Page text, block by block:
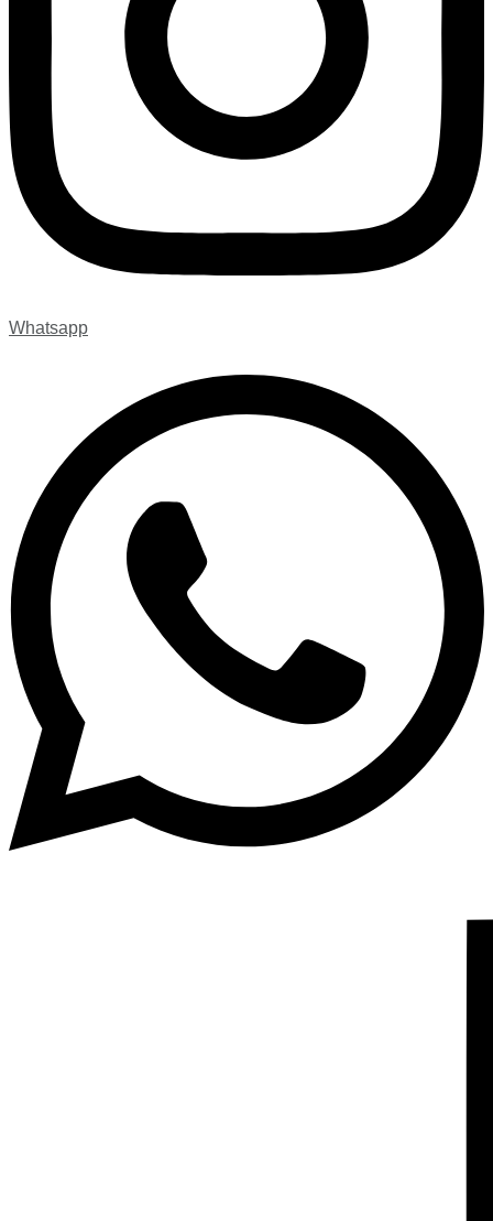
Whatsapp